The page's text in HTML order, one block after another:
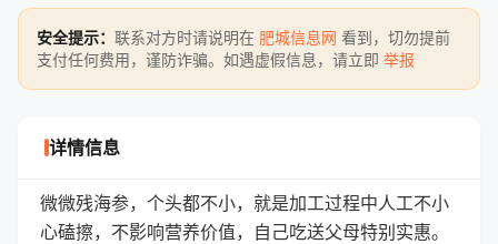
安全提示： 联系对方时请说明在 肥城信息网 看到，切勿提前
支付任何费用，谨防诈骗。如遇虚假信息，请立即 举报
详情信息
微微残海参，个头都不小，就是加工过程中人工不小
心磕擦，不影响营养价值，自己吃送父母特别实惠。